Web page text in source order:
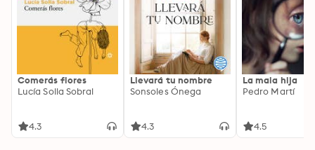
Comerás flores
Lucía Solla Sobral
4.3
Llevará tu nombre
Sonsoles Ónega
4.3
La mala hija
Pedro Martí
4.5